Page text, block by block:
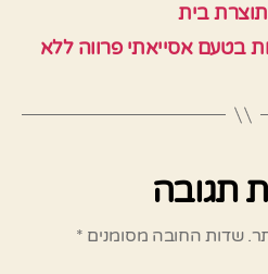
תוצרת בית
בטעם אסייאתי פרווה ללא
תגובה
שדות החובה מסומנים *